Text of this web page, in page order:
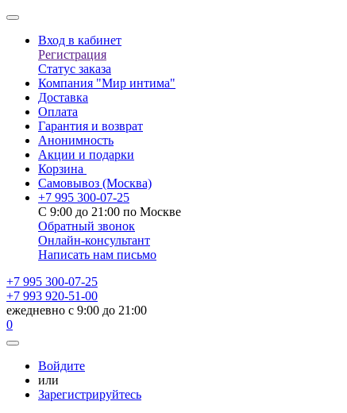
Вход в кабинет
Регистрация
Статус заказа
Компания "Мир интима"
Доставка
Оплата
Гарантия и возврат
Анонимность
Акции и подарки
Корзина
Самовывоз (Москва)
+7 995 300-07-25
С 9:00 до 21:00 по Москве
Обратный звонок
Онлайн-консультант
Написать нам письмо
+7 995 300-07-25
+7 993 920-51-00
ежедневно с 9:00 до 21:00
0
Войдите
или
Зарегистрируйтесь